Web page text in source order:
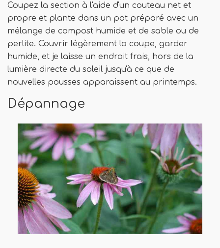
Coupez la section à l'aide d'un couteau net et
propre et plante dans un pot préparé avec un
mélange de compost humide et de sable ou de
perlite. Couvrir légèrement la coupe, garder
humide, et je laisse un endroit frais, hors de la
lumière directe du soleil jusqu'à ce que de
nouvelles pousses apparaissent au printemps.
Dépannage